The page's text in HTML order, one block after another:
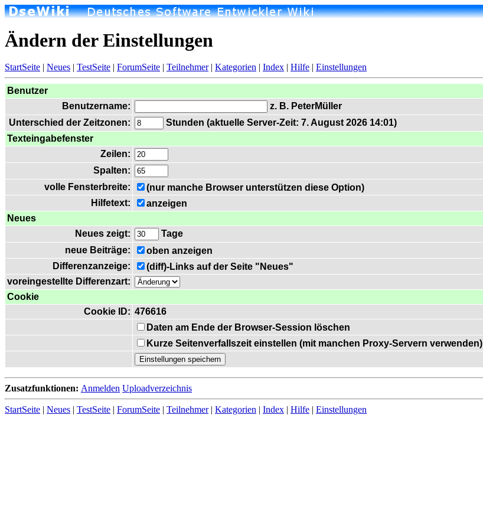
Ändern der Einstellungen
StartSeite | Neues | TestSeite | ForumSeite | Teilnehmer| Kategorien | Index | Hilfe | Einstellungen
Benutzer
Benutzername:
z. B. PeterMüller
Unterschied der Zeitzonen:
Stunden (aktuelle Server-Zeit: 7. August 2026 14:01)
Texteingabefenster
Zeilen:
Spalten:
volle Fensterbreite:
(nur manche Browser unterstützen diese Option)
Hilfetext:
anzeigen
Neues
Neues zeigt:
Tage
neue Beiträge:
oben anzeigen
Differenzanzeige:
(diff)-Links auf der Seite "Neues"
voreingestellte Differenzart:
Cookie
Cookie ID: 476616
Daten am Ende der Browser-Session löschen
Kurze Seitenverfallszeit einstellen (mit manchen Proxy-Servern verwenden)
Zusatzfunktionen: Anmelden Uploadverzeichnis
StartSeite | Neues | TestSeite | ForumSeite | Teilnehmer| Kategorien | Index | Hilfe | Einstellungen